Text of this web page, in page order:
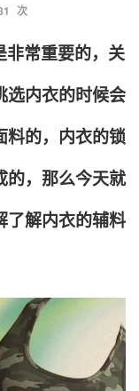
次
非常重要的，关
选内衣的时候会
料的，内衣的锁
的，那么今天就
了解内衣的辅料